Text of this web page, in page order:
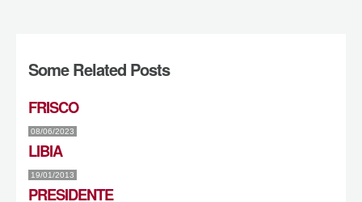
Some Related Posts
FRISCO
08/06/2023
LIBIA
19/01/2013
PRESIDENTE